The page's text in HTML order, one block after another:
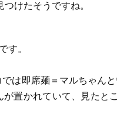
けたそうですね。
す。
は即席麺＝マルちゃん
置かれていて、見たと